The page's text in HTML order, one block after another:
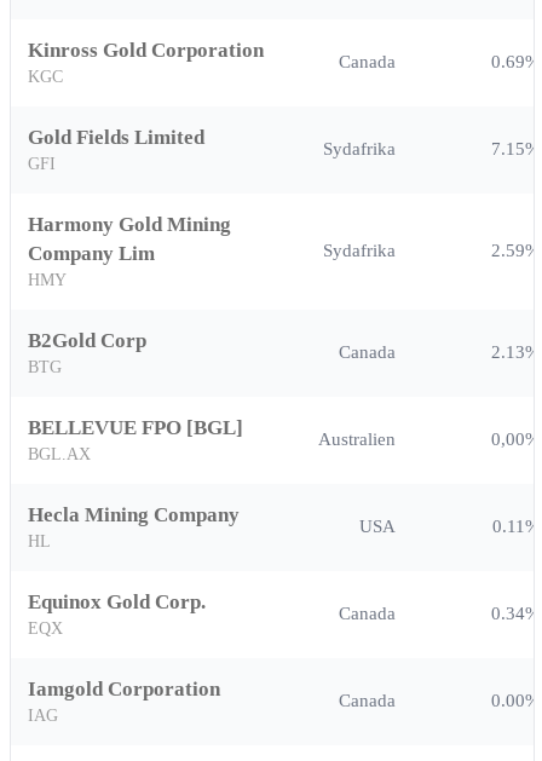
Kinross Gold Corporation
KGC
Canada 0.69%
Gold Fields Limited
GFI
Sydafrika 7.15%
Harmony Gold Mining
Company Lim
HMY
Sydafrika 2.59%
B2Gold Corp
BTG
Canada 2.13%
BELLEVUE FPO [BGL]
BGL.AX
Australien 0,00%
Hecla Mining Company
HL
USA 0.11%
Equinox Gold Corp.
EQX
Canada 0.34%
Iamgold Corporation
IAG
Canada 0.00%